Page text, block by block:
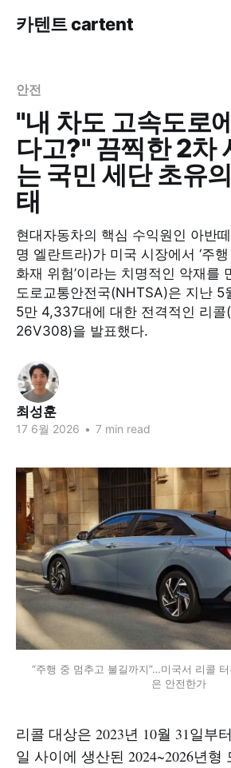
카텐트 cartent
안전
"내 차도 고속도로
다고?" 끔찍한 2차
는 국민 세단 초유
태
현대자동차의 핵심 수익원인 아반
명 엘란트라)가 미국 시장에서 ‘주
화재 위험’이라는 치명적인 악재를
도로교통안전국(NHTSA)은 지난 5
5만 4,337대에 대한 전격적인 리콜
26V308)을 발표했다.
최성훈
17 6월 2026 • 7 min read
“주행 중 멈추고 불길까지”…미국서 리콜
은 안전한가
리콜 대상은 2023년 10월 31일부
일 사이에 생산된 2024~2026년형